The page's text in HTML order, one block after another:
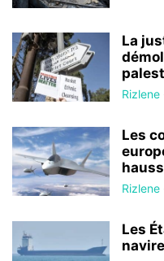
La
Rizlene
Les
Rizlene
Les